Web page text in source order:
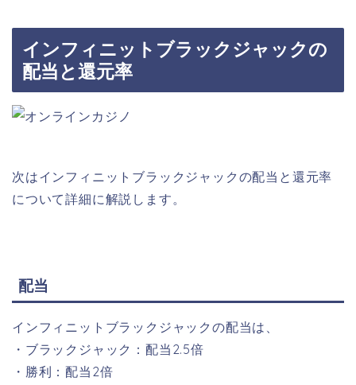
インフィニットブラックジャックの
配当と還元率
次はインフィニットブラックジャックの配当と還元率
について詳細に解説します。
配当
インフィニットブラックジャックの配当は、
・ブラックジャック：配当2.5倍
・勝利：配当2倍